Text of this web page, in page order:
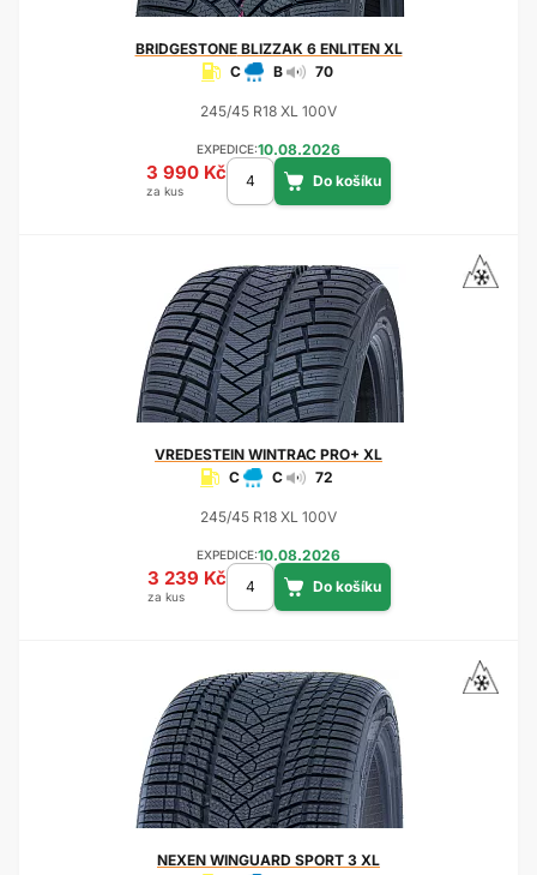
BRIDGESTONEBLIZZAK 6 ENLITEN XL
C
B 70
245/45 R18 XL 100V
EXPEDICE:10.08.2026
3 990 Kč
za kus
VREDESTEIN WINTRAC PRO+ XL
C
C 72
245/45 R18 XL 100V
EXPEDICE:10.08.2026
3 239 Kč
za kus
NEXEN WINGUARD SPORT 3 XL